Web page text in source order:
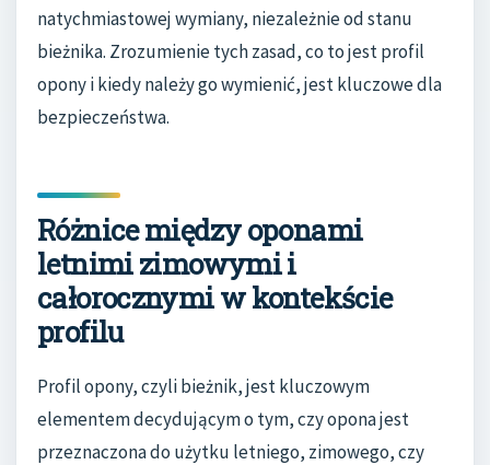
natychmiastowej wymiany, niezależnie od stanu
bieżnika. Zrozumienie tych zasad, co to jest profil
opony i kiedy należy go wymienić, jest kluczowe dla
bezpieczeństwa.
Różnice między oponami
letnimi zimowymi i
całorocznymi w kontekście
profilu
Profil opony, czyli bieżnik, jest kluczowym
elementem decydującym o tym, czy opona jest
przeznaczona do użytku letniego, zimowego, czy